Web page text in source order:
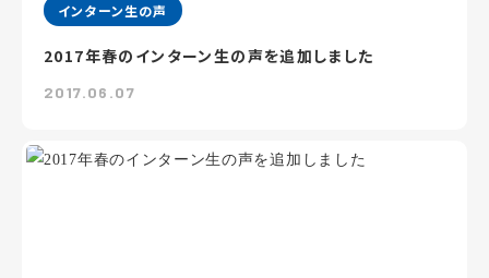
インターン生の声
2017年春のインターン生の声を追加しました
2017.06.07